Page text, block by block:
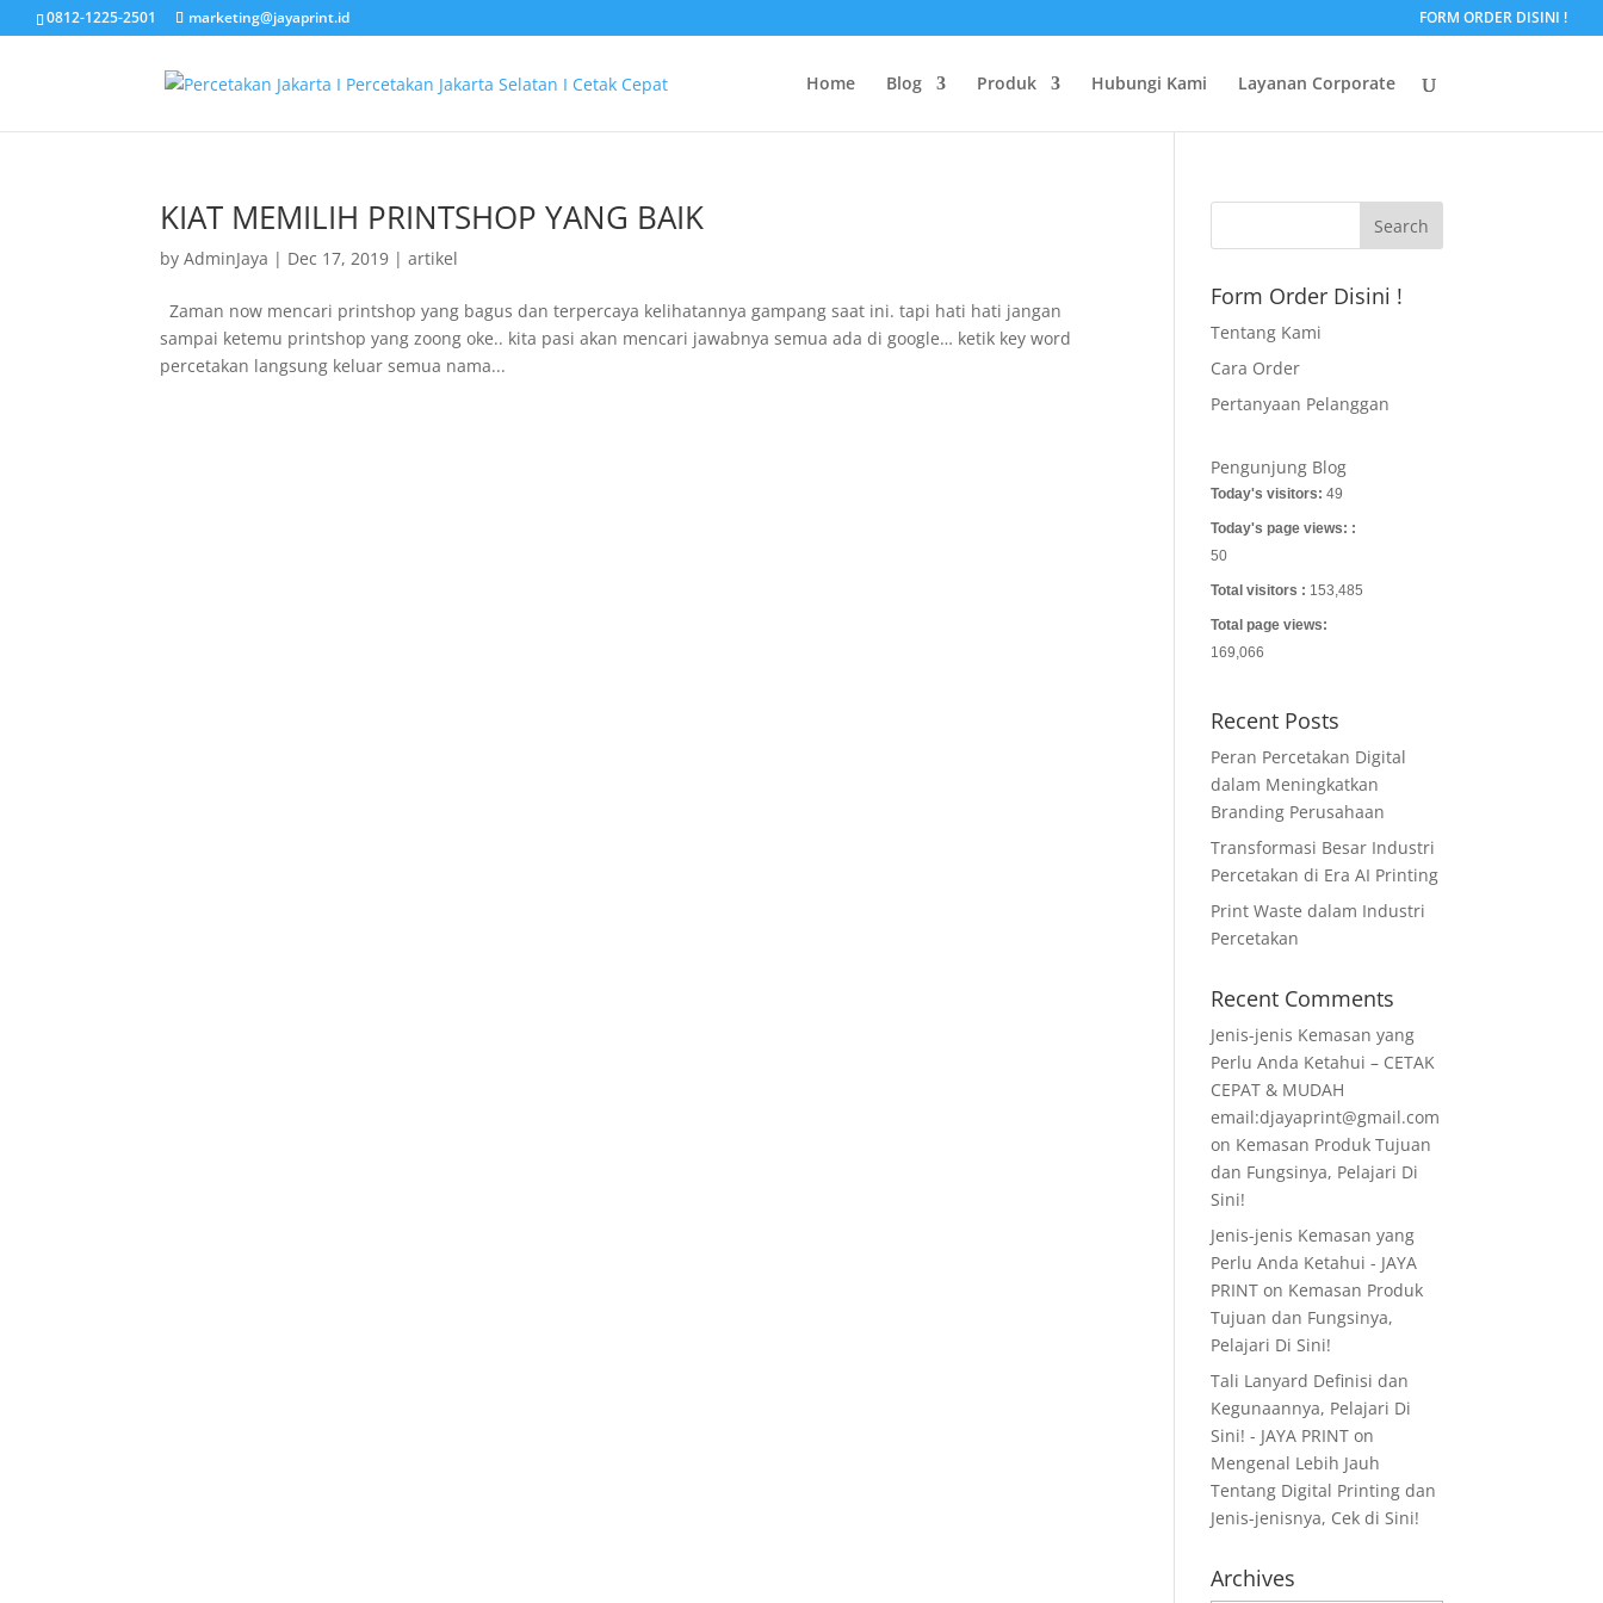
0812-1225-2501 marketing@jayaprint.id FORM ORDER DISINI !
Home Blog Produk Hubungi Kami Layanan Corporate
KIAT MEMILIH PRINTSHOP YANG BAIK
byAdminJaya | Dec 17, 2019 |artikel
Zaman now mencari printshop yang bagus dan terpercaya kelihatannya gampang saat ini. tapi hati hati jangan
sampai ketemu printshop yang zoong oke.. kita pasi akan mencari jawabnya semua ada di google… ketik key word
percetakan langsung keluar semua nama...
Form Order Disini !
Tentang Kami
Cara Order
Pertanyaan Pelanggan
Pengunjung Blog
Today's visitors:49
Today's page views: :
50
Total visitors : 153,485
Total page views:
169,066
Recent Posts
Peran Percetakan Digital
dalam Meningkatkan
Branding Perusahaan
Transformasi Besar Industri
Percetakan di Era AI Printing
Print Waste dalam Industri
Percetakan
Recent Comments
Jenis-jenis Kemasan yang
Perlu Anda Ketahui – CETAK
CEPAT & MUDAH
email:djayaprint@gmail.com
on Kemasan Produk Tujuan
dan Fungsinya, Pelajari Di
Sini!
Jenis-jenis Kemasan yang
Perlu Anda Ketahui - JAYA
PRINT on Kemasan Produk
Tujuan dan Fungsinya,
Pelajari Di Sini!
Tali Lanyard Definisi dan
Kegunaannya, Pelajari Di
Sini! - JAYA PRINT on
Mengenal Lebih Jauh
Tentang Digital Printing dan
Jenis-jenisnya, Cek di Sini!
Archives